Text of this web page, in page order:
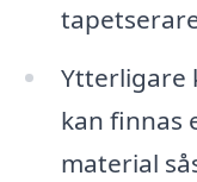
Ytterligare
kan finnas
material